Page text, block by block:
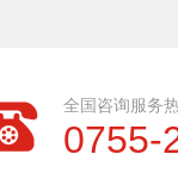
全国咨询服务
0755-